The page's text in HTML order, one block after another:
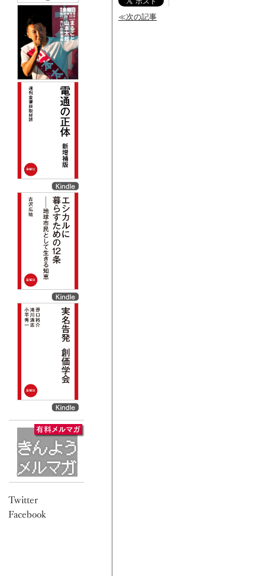
≪次の記事